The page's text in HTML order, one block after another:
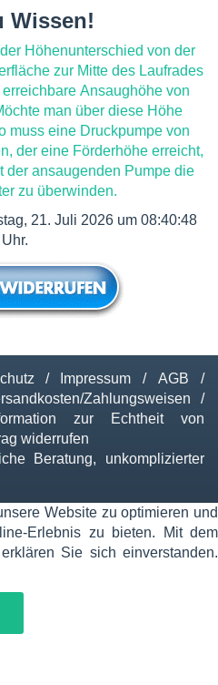
Wissen!
Höhenunterschied von der
zur Mitte des Laufrades
Ansaughöhe von
man über diese Höhe
muss eine Druckpumpe von
der eine Förderhöhe erreicht,
der ansaugenden Pumpe die
zu überwinden.
21. Juli 2026 um 08:40:48
Uhr.
/ Impressum / AGB
/
Zahlungsweisen
/
zur Echtheit von
widerrufen
Beratung, unkomplizierter
Website zu optimieren und
Erlebnis zu bieten. Mit dem
Sie sich einverstanden.